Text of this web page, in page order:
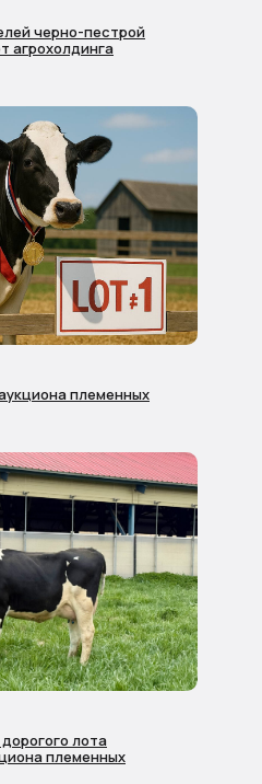
черно-пестрой
агрохолдинга
племенных
лота
племенных
своё согласие